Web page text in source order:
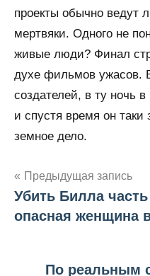
проекты обычно ведут
мертвяки. Одного не
живые люди? Финал
духе фильмов ужасов.
создателей, в ту ночь
и спустя время он
земное дело.
Навигация
по
Предыдущая запись
Убить Билла
опасная женщина
По реальным